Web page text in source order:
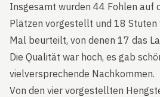
Insgesamt wurden 44 Fohlen auf
Plätzen vorgestellt und 18 Stuten
Mal beurteilt, von denen 17 das
Die Qualität war hoch, es gab
vielversprechende Nachkommen.
Von den vier vorgestellten